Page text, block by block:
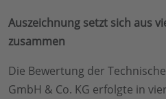
Auszeichnung setzt sich aus
zusammen
Die Bewertung der
GmbH & Co. KG erfolgte in